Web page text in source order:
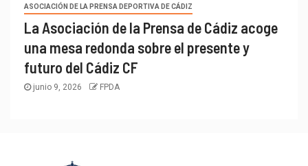
ASOCIACIÓN DE LA PRENSA DEPORTIVA DE CÁDIZ
La Asociación de la Prensa de Cádiz acoge
una mesa redonda sobre el presente y
futuro del Cádiz CF
junio 9, 2026 FPDA